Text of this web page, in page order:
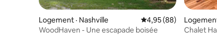
Logement · Nashville Note moyenne de
4,95 (88)
WoodHaven - Une escapade boisée
Chalet